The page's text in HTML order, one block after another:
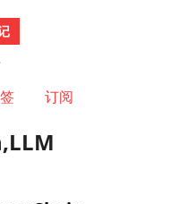
订阅